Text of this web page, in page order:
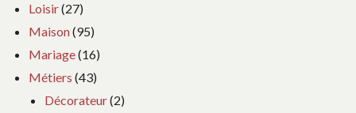
Loisir(27)
Maison(95)
Mariage(16)
Métiers (43)
Décorateur(2)